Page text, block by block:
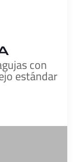
con
estándar